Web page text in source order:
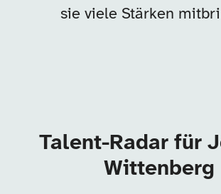
sie viele Stärken
Talent-Radar für
Wittenberg